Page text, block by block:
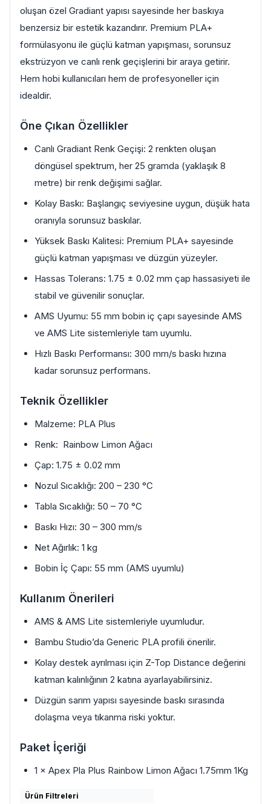
oluşan özel Gradiant yapısı sayesinde her baskıya
benzersiz bir estetik kazandırır. Premium PLA+
formülasyonu ile güçlü katman yapışması, sorunsuz
ekstrüzyon ve canlı renk geçişlerini bir araya getirir.
Hem hobi kullanıcıları hem de profesyoneller için
idealdir.
Öne Çıkan Özellikler
Canlı Gradiant Renk Geçişi: 2 renkten oluşan
döngüsel spektrum, her 25 gramda (yaklaşık 8
metre) bir renk değişimi sağlar.
Kolay Baskı: Başlangıç seviyesine uygun, düşük hata
oranıyla sorunsuz baskılar.
Yüksek Baskı Kalitesi: Premium PLA+ sayesinde
güçlü katman yapışması ve düzgün yüzeyler.
Hassas Tolerans: 1.75 ± 0.02 mm çap hassasiyeti ile
stabil ve güvenilir sonuçlar.
AMS Uyumu: 55 mm bobin iç çapı sayesinde AMS
ve AMS Lite sistemleriyle tam uyumlu.
Hızlı Baskı Performansı: 300 mm/s baskı hızına
kadar sorunsuz performans.
Teknik Özellikler
Malzeme: PLA Plus
Renk: Rainbow Limon Ağacı
Çap: 1.75 ± 0.02 mm
Nozul Sıcaklığı: 200 – 230 °C
Tabla Sıcaklığı: 50 – 70 °C
Baskı Hızı: 30 – 300 mm/s
Net Ağırlık: 1 kg
Bobin İç Çapı: 55 mm (AMS uyumlu)
Kullanım Önerileri
AMS & AMS Lite sistemleriyle uyumludur.
Bambu Studio’da Generic PLA profili önerilir.
Kolay destek ayrılması için Z-Top Distance değerini
katman kalınlığının 2 katına ayarlayabilirsiniz.
Düzgün sarım yapısı sayesinde baskı sırasında
dolaşma veya tıkanma riski yoktur.
Paket İçeriği
1 × Apex Pla Plus Rainbow Limon Ağacı 1.75mm 1Kg
Ürün Filtreleri